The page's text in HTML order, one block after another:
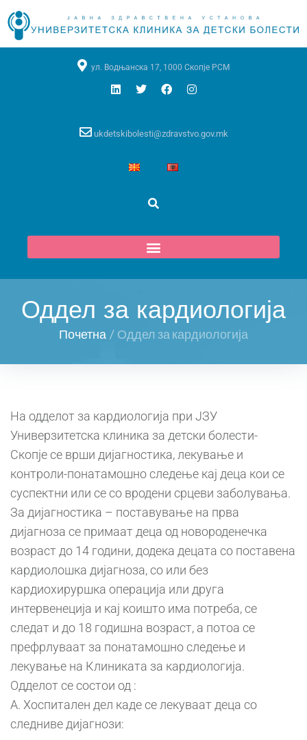
ул. Водњанска 17, 1000 Скопје РСМ
ukdetskibolesti@zdravstvo.gov.mk
Оддел за кардиологија
Почетна / Оддел за кардиологија
На одделот за кардиологија при ЈЗУ
Универзитетска клиника за детски болести-
Скопје се врши дијагностика, лекување и
контроли-понатамошно следење кај деца кои се
суспектни или се со вродени срцеви заболувања.
За дијагностика – поставување на прва
дијагноза се примаат деца од новороденечка
возраст до 14 години, додека децата со поставена
кардиолошка дијагноза, со или без
кардиохируршка операција или друга
интервенеција и кај коишто има потреба, се
следат и до 18 годишна возраст, а потоа се
префрлуваат за понатамошно следење и
лекување на Клиниката за кардиологија.
Одделот се состои од :
А. Хоспитален дел каде се лекуваат деца со
следниве дијагнози: